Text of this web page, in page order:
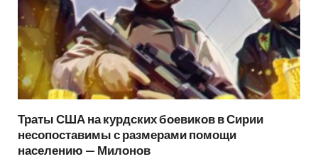
Траты США на курдских боевиков в Сирии
несопоставимы с размерами помощи
населению — Милонов